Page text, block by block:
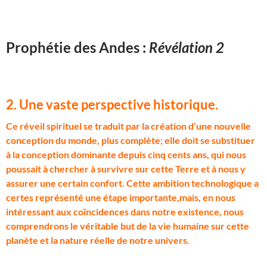
Prophétie des Andes : Révélation 2
2. Une vaste perspective historique.
Ce réveil spirituel se traduit par la création d’une nouvelle
conception du monde, plus complète; elle doit se substituer
à la conception dominante depuis cinq cents ans, qui nous
poussait à chercher à survivre sur cette Terre et à nous y
assurer une certain confort. Cette ambition technologique a
certes représenté une étape importante,mais, en nous
intéressant aux coïncidences dans notre existence, nous
comprendrons le véritable but de la vie humaine sur cette
planète et la nature réelle de notre univers.